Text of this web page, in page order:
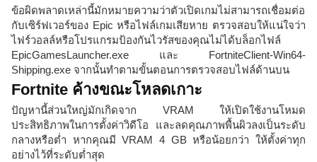
ข้อผิดพลาดเหล่านี้มักหมายความว่าตัวเปิดเกมไม่สามารถเชื่อมต่อ
กับเซิร์ฟเวอร์ของ Epic หรือไฟล์เกมเสียหาย ตรวจสอบให้แน่ใจว่า
ไฟร์วอลล์หรือโปรแกรมป้องกันไวรัสของคุณไม่ได้บล็อกไฟล์
EpicGamesLauncher.exe และ FortniteClient-Win64-
Shipping.exe จากนั้นทำตามขั้นตอนการตรวจสอบไฟล์ด้านบน
Fortnite ค้างขณะโหลดเกาะ
ปัญหานี้ส่วนใหญ่มักเกิดจาก VRAM ให้เปิดใช้งานโหมด
ประสิทธิภาพในการตั้งค่าวิดีโอ และลดคุณภาพพื้นผิวลงเป็นระดับ
กลางหรือต่ำ หากคุณมี VRAM 4 GB หรือน้อยกว่า ให้ตั้งค่าทุก
อย่างไว้ที่ระดับต่ำสุด